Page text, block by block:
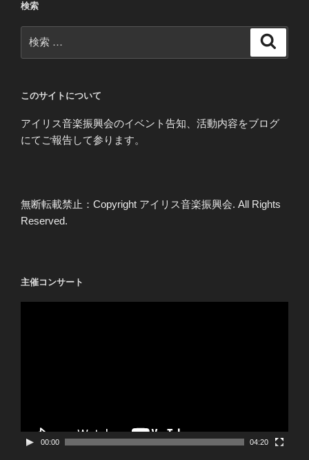
ン
検索
索:
このサイトについて
アイリス音楽振興会のイベント告知、活動内容をブログ
にてご報告して参ります。
無断転載禁止：Copyright アイリス音楽振興会. All Rights
Reserved.
主催コンサート
00:00 04:20